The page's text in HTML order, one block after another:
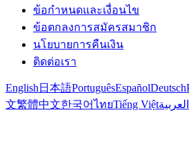
ข้อกำหนดและเงื่อนไข
ข้อตกลงการสมัครสมาชิก
นโยบายการคืนเงิน
ติดต่อเรา
English日本語PortuguêsEspañolDeutsch
文繁體中文한국어ไทยTiếng Việtالعربية